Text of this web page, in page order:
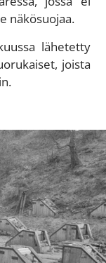
näkösuojaa.
lähetetty
joista